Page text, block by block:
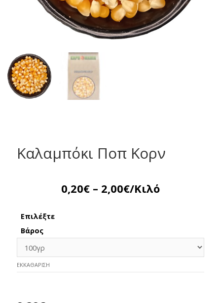
Καλαμπόκι Ποπ Κορν
0,20€ – 2,00€/Κιλό
Επιλέξτε
Βάρος
ΕΚΚΑΘΆΡΙΣΗ